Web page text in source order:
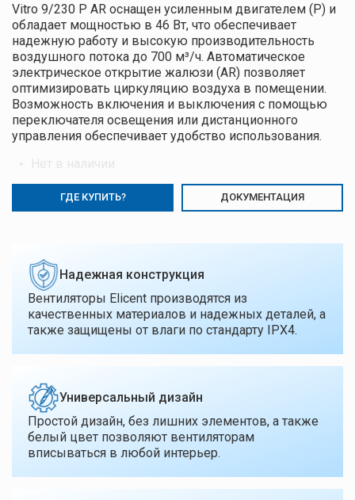
Vitro 9/230 P AR оснащен усиленным двигателем (P) и
обладает мощностью в 46 Вт, что обеспечивает
надежную работу и высокую производительность
воздушного потока до 700 м³/ч. Автоматическое
электрическое открытие жалюзи (AR) позволяет
оптимизировать циркуляцию воздуха в помещении.
Возможность включения и выключения с помощью
переключателя освещения или дистанционного
управления обеспечивает удобство использования.
Нет в наличии
ГДЕ КУПИТЬ? ДОКУМЕНТАЦИЯ
Надежная конструкция
Вентиляторы Elicent производятся из
качественных материалов и надежных деталей, а
также защищены от влаги по стандарту IPX4.
Универсальный дизайн
Простой дизайн, без лишних элементов, а также
белый цвет позволяют вентиляторам
вписываться в любой интерьер.